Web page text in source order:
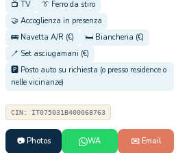
📺 TV
👔 Ferro da stiro
🤝 Accoglienza in presenza
🚌 Navetta A/R (€)
🛏️ Biancheria (€)
🪥 Set asciugamani (€)
🅿️ Posto auto su richiesta (o presso residence o
nelle vicinanze)
CIN: IT075031B400068763
📷 Photos WA ✉️ Email